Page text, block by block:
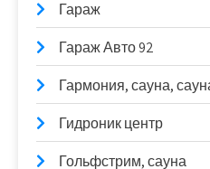
Гараж
Гараж Авто 92
Гармония, сауна,
Гидроник центр
Гольфстрим, сауна